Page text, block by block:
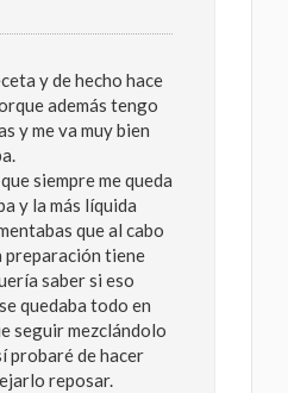
y de hecho hace
además tengo
y me va muy bien
siempre me queda
y la más líquida
que al cabo
preparación tiene
saber si eso
quedaba todo en
seguir mezclándolo
probaré de hacer
reposar.